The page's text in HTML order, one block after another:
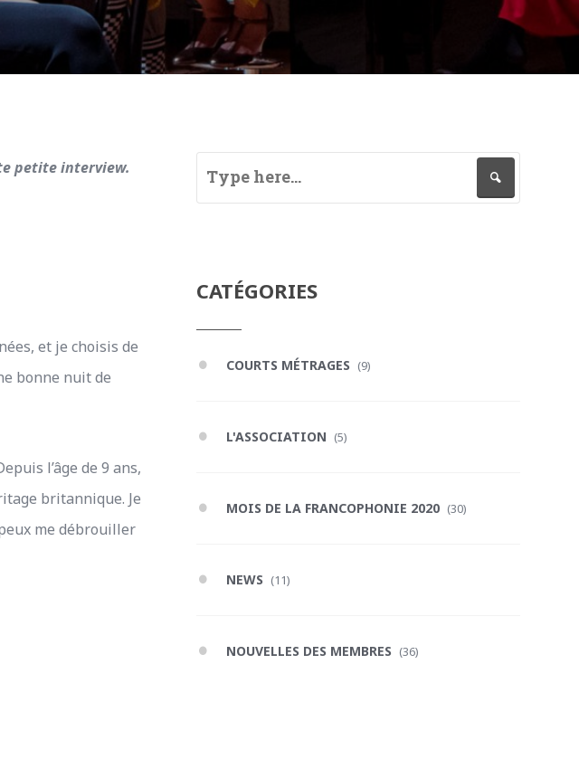
petite interview.
et je choisis de
bonne nuit de
l’âge de 9 ans,
britannique. Je
me débrouiller
CATÉGORIES
COURTS MÉTRAGES (9)
L'ASSOCIATION (5)
MOIS DE LA FRANCOPHONIE 2020 (30)
NEWS (11)
NOUVELLES DES MEMBRES (36)